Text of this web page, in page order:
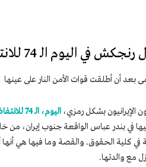
74 للانتفاضة الوطنية للشعب الإيراني
أن أطلقت قوات الأمن النار على عينها
الإيرانيون بشكل رمزي، اليوم، الـ 74 للانتفاضة الإيرانية
في بندر عباس الواقعة جنوب إيران،
مع والدتها.